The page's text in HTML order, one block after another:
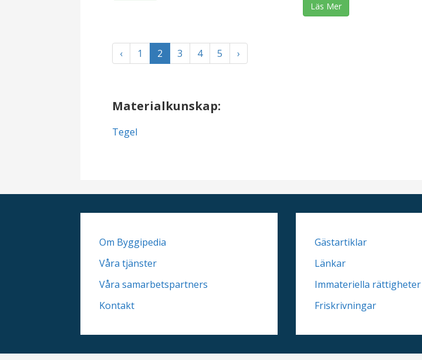
Läs Mer
‹ 1 2 3 4 5 ›
Materialkunskap:
Tegel
Om Byggipedia
Våra tjänster
Våra samarbetspartners
Kontakt
Gästartiklar
Länkar
Immateriella rättigheter
Friskrivningar